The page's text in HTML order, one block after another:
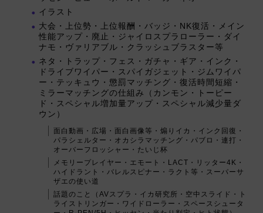
イラスト
大会・上位勢・上位報酬・バッジ・NK復活・メイン
性能アップ・廃止・ジャイロスプラローラー・ダイ
ナモ・ヴァリアブル・クラッシュブラスター等
ネタ・トラップ・フェス・ガチャ・ギア・インク・
ドライブワイパー・スパイガジェット・ジムワイパ
ー・テッキュウ・懲罰マッチング・復活時間短縮・
ミラーマッチングの仕組み（カンモン・トーピー
ド・スペシャル増加量アップ・スペシャル減少量ダ
ウン）
面白動画・広場・面白画像等・煽りイカ・インク回復・
パラシェルター・オカシラマッチング・パブロ・連打・
オーバーフロッシャー・たいじ杯
メモリープレイヤー・エモート・LACT・リッター4K・
ハイドラント・バレルスピナー・ラクト等・スーパーサ
ザエの使い道
話題のこと（AVスプラ・イカ研究所・空中スライド・ト
ライストリンガー・ワイドローラー・スペースシュータ